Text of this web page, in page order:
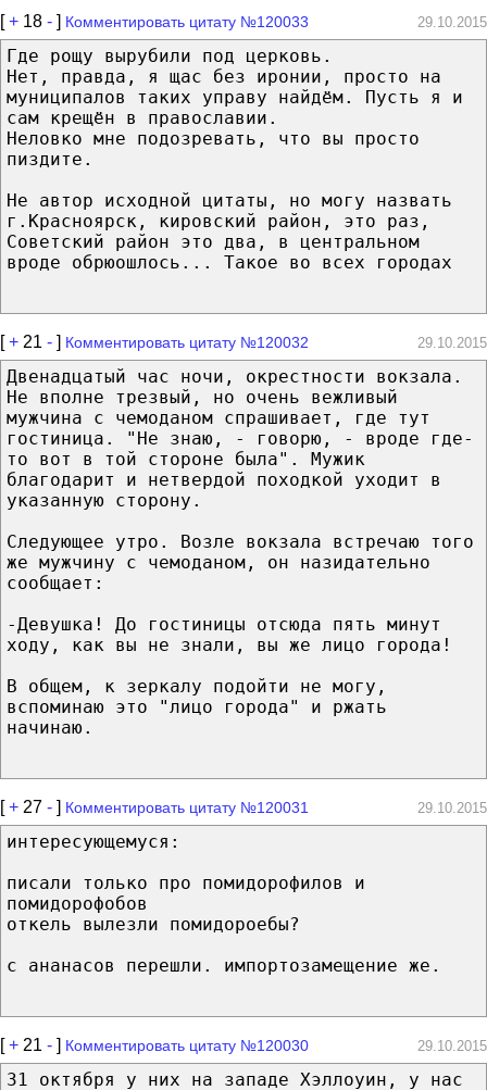
[+ 18 - ] Комментировать цитату №120033 29.10.2015
Где рощу вырубили под церковь.
Нет, правда, я щас без иронии, просто на
муниципалов таких управу найдём. Пусть я и
сам крещён в православии.
Неловко мне подозревать, что вы просто
пиздите.
Не автор исходной цитаты, но могу назвать
г.Красноярск, кировский район, это раз,
Советский район это два, в центральном
вроде обрюошлось... Такое во всех городах
[+ 21 - ] Комментировать цитату №120032 29.10.2015
Двенадцатый час ночи, окрестности вокзала.
Не вполне трезвый, но очень вежливый
мужчина с чемоданом спрашивает, где тут
гостиница. "Не знаю, - говорю, - вроде где-
то вот в той стороне была". Мужик
благодарит и нетвердой походкой уходит в
указанную сторону.
Следующее утро. Возле вокзала встречаю того
же мужчину с чемоданом, он назидательно
сообщает:
-Девушка! До гостиницы отсюда пять минут
ходу, как вы не знали, вы же лицо города!
В общем, к зеркалу подойти не могу,
вспоминаю это "лицо города" и ржать
начинаю.
[+ 27 - ] Комментировать цитату №120031 29.10.2015
интересующемуся:
писали только про помидорофилов и
помидорофобов
откель вылезли помидороебы?
с ананасов перешли. импортозамещение же.
[+ 21 - ] Комментировать цитату №120030 29.10.2015
31 октября у них на западе Хэллоуин, у нас